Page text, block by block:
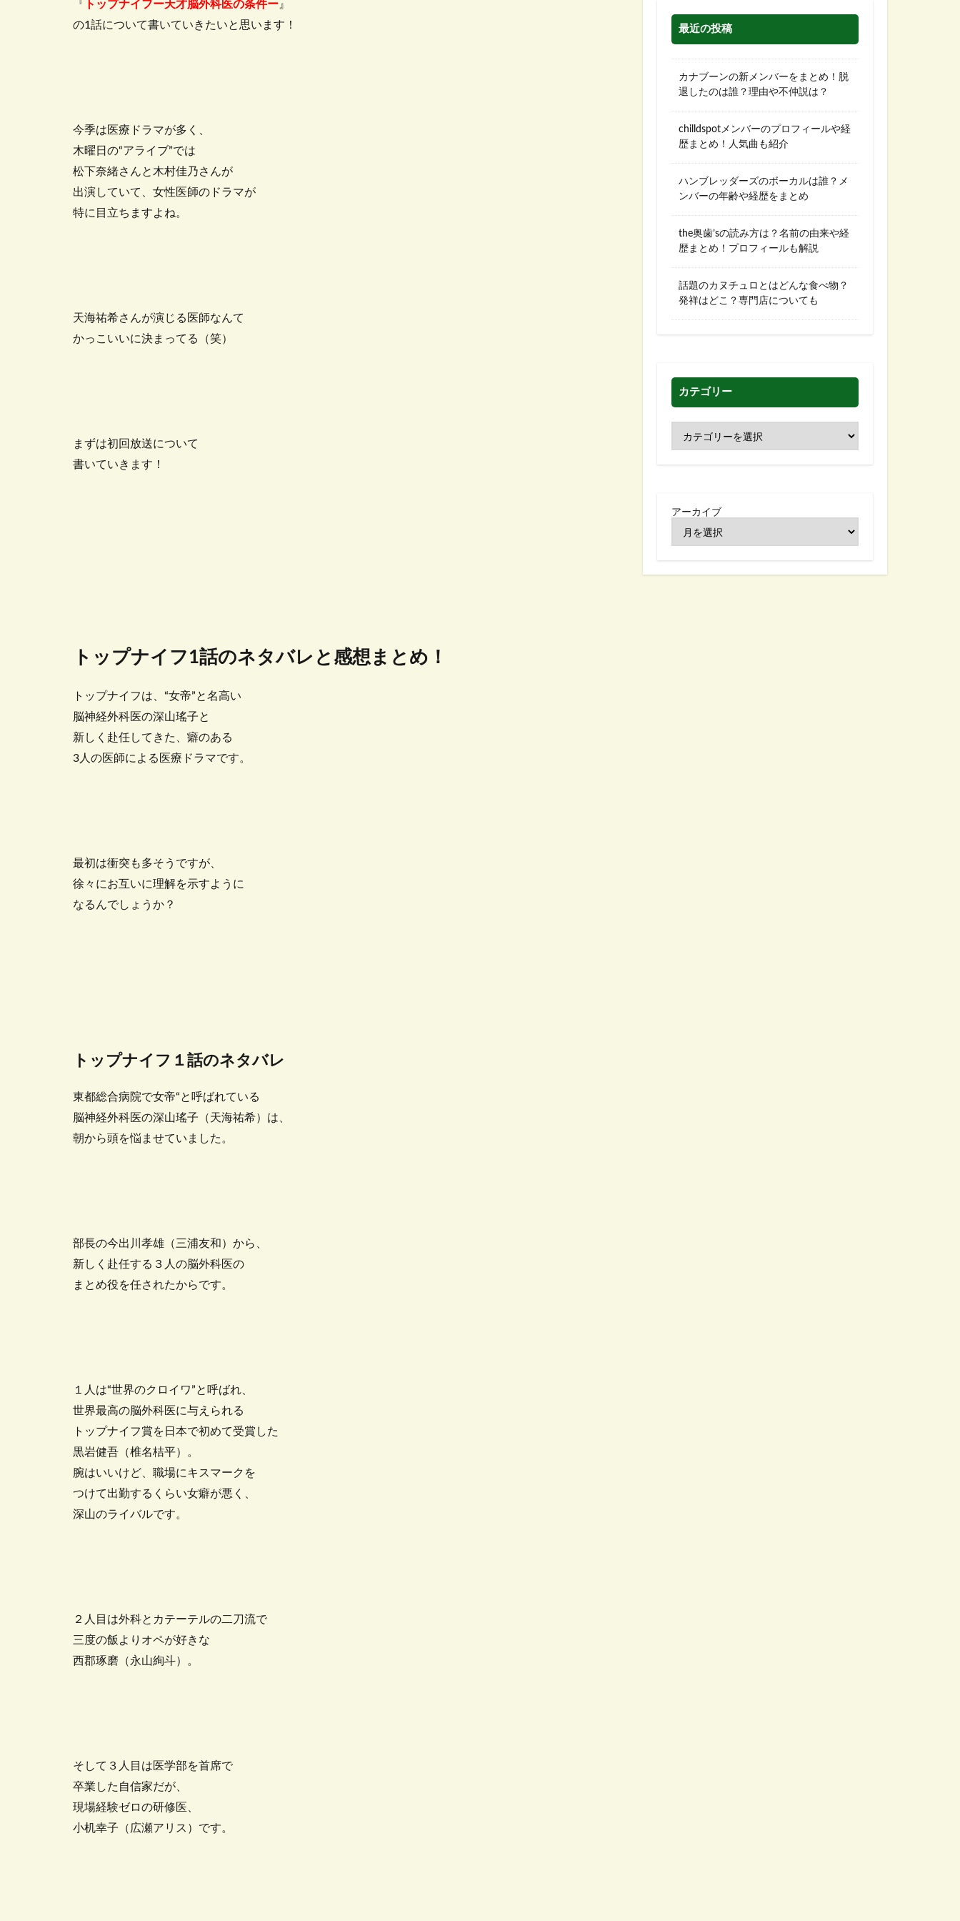
『 トップナイフー天才脳外科医の条件ー』
の1話について書いていきたいと思います！
今季は医療ドラマが多く、
木曜日の“アライブ”では
松下奈緒さんと木村佳乃さんが
出演していて、女性医師のドラマが
特に目立ちますよね。
天海祐希さんが演じる医師なんて
かっこいいに決まってる（笑）
まずは初回放送について
書いていきます！
トップナイフ1話のネタバレと感想まとめ！
トップナイフは、“女帝”と名高い
脳神経外科医の深山瑤子と
新しく赴任してきた、癖のある
3人の医師による医療ドラマです。
最初は衝突も多そうですが、
徐々にお互いに理解を示すように
なるんでしょうか？
トップナイフ１話のネタバレ
東都総合病院で女帝“と呼ばれている
脳神経外科医の深山瑤子（天海祐希）は、
朝から頭を悩ませていました。
部長の今出川孝雄（三浦友和）から、
新しく赴任する３人の脳外科医の
まとめ役を任されたからです。
１人は“世界のクロイワ”と呼ばれ、
世界最高の脳外科医に与えられる
トップナイフ賞を日本で初めて受賞した
黒岩健吾（椎名桔平）。
腕はいいけど、職場にキスマークを
つけて出勤するくらい女癖が悪く、
深山のライバルです。
２人目は外科とカテーテルの二刀流で
三度の飯よりオペが好きな
西郡琢磨（永山絢斗）。
そして３人目は医学部を首席で
卒業した自信家だが、
現場経験ゼロの研修医、
小机幸子（広瀬アリス）です。
最近の投稿
カナブーンの新メンバーをまとめ！脱
退したのは誰？理由や不仲説は？
chilldspotメンバーのプロフィールや経
歴まとめ！人気曲も紹介
ハンブレッダーズのボーカルは誰？メ
ンバーの年齢や経歴をまとめ
the奥歯’sの読み方は？名前の由来や経
歴まとめ！プロフィールも解説
話題のカヌチュロとはどんな食べ物？
発祥はどこ？専門店についても
カテゴリー
アーカイブ